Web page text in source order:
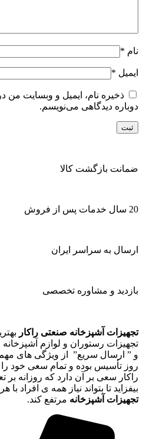
نام *
ایمیل *
ذخیره نام، ایمیل و وبسایت من
دوباره دیدگاهی می‌نویسم.
ضمانت بازگشت کالا
20 سال خدمات پس از فروش
ارسال به سراسر ایران
بازدید و مشاوره تخصصی
تجهیزات آشپزخانه صنعتی راکار
تجهیزات رستوران و لوازم
و ” ارسال سریع” از ویژگی های
روز تأسیس بوده و تمام سعی خود را
راکار سعی بر آن دارد که روزانه بر
بیفزاید تا بتواند نیاز همه ی افراد با
تجهیزات آشپزخانه مرتفع کند.